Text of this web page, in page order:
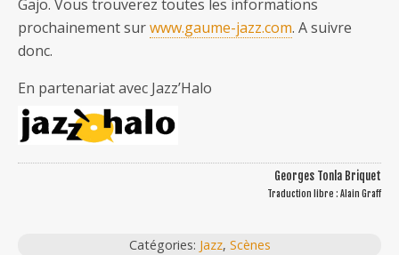
Gajo. Vous trouverez toutes les informations
prochainement surwww.gaume-jazz.com. A suivre
donc.
En partenariat avec Jazz’Halo
Georges Tonla Briquet
Traduction libre : Alain Graff
Catégories: Jazz, Scènes